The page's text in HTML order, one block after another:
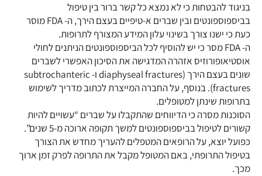
בניגוד להבטחות כי לא נמצא כל קשר ברור בין טיפול
בביספוספונטים ובין שברים א-טיפיים בעצם הירך, ה- FDA מוסר
כעת כי ישנו צורך בשינוי עלון המידע המצורף לתרופות.
ה- FDA מסר כי יש להוסיף לכל הביספוספונטים הניתנים לחולי
אוסטיאופורוזיס אזהרה המדגישה את הסיכון האפשרי לשברים
שונים בעצם הירך (diaphyseal fractures ו- subtrochanteric
fractures). בנוסף, על החברה המייצרת לכתוב מדריך לשימוש
בתרופות שינתן למטופלים.
הסוכנות מסרה כי הדיווחים שהתקבלו על שברים “עשויים להיות
קשורים לטיפול בביספוספונטים למשך תקופה ארוכה מ-5 שנים”.
כפועל יוצא, על הרופאים המטפלים להעריך מחדש את הצורך
בטיפול התרופתי, באם המטופל מקבל את התרופה לפרק זמן ארוך
מכך.